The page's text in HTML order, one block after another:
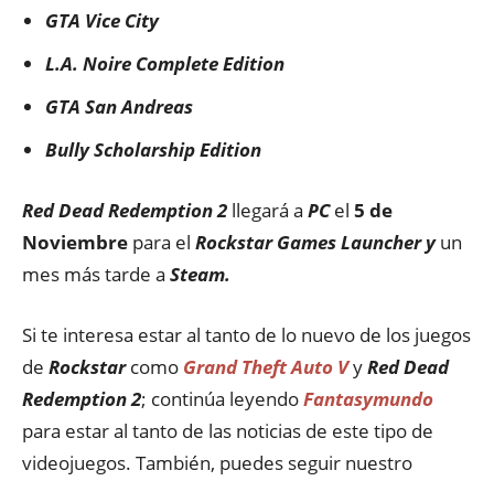
GTA Vice City
L.A. Noire Complete Edition
GTA San Andreas
Bully Scholarship Edition
Red Dead Redemption 2 llegará a PCel 5 de
Noviembre para el Rockstar Games Launcher yun
mes más tarde a Steam.
Si te interesa estar al tanto de lo nuevo de los juegos
de Rockstarcomo Grand Theft Auto VyRed Dead
Redemption 2; continúa leyendoFantasymundo
para estar al tanto de las noticias de este tipo de
videojuegos. También, puedes seguir nuestro